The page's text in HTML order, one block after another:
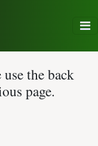
the back
page.